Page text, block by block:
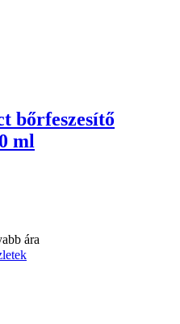
bőrfeszesítő
ml
ára